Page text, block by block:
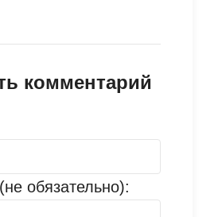
комментарий
обязательно):